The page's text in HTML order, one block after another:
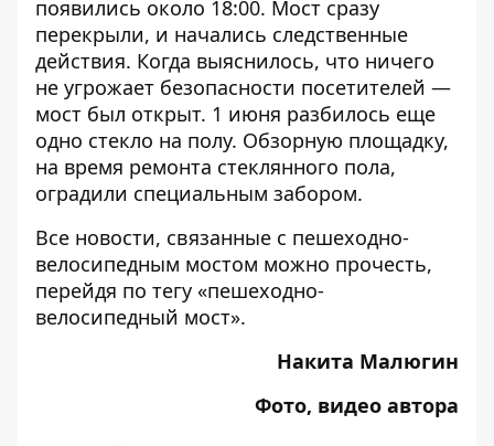
появились около 18:00. Мост сразу
перекрыли, и начались следственные
действия. Когда выяснилось, что ничего
не угрожает безопасности посетителей —
мост был открыт. 1 июня разбилось еще
одно стекло на полу. Обзорную площадку,
на время ремонта стеклянного пола,
оградили специальным забором.
Все новости, связанные с пешеходно-
велосипедным мостом можно прочесть,
перейдя по тегу «пешеходно-
велосипедный мост».
Накита Малюгин
Фото, видео автора